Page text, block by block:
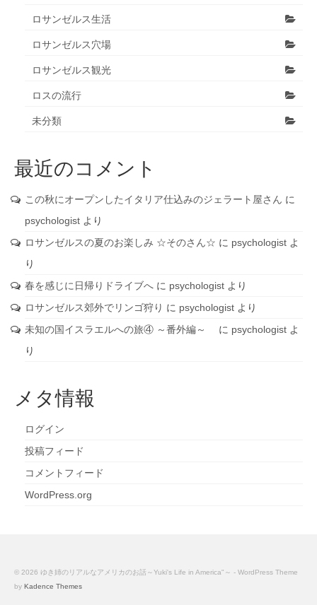
ロサンゼルス生活
ロサンゼルス穴場
ロサンゼルス観光
ロスの流行
未分類
最近のコメント
この秋にオープンしたイタリア仕込みのジェラート屋さん に
psychologist より
ロサンゼルスの夏のお楽しみ ☆そのさん☆ に psychologist よ
り
春を感じに日帰りドライブへ に psychologist より
ロサンゼルス郊外でリンゴ狩り に psychologist より
未知の国イスラエルへの旅④ ～番外編～
に psychologist よ
り
メタ情報
ログイン
投稿フィード
コメントフィード
WordPress.org
© 2026 ゆき姉のリアルなアメリカのお話～Yuki's Life in America"～ - WordPress Theme
by Kadence Themes